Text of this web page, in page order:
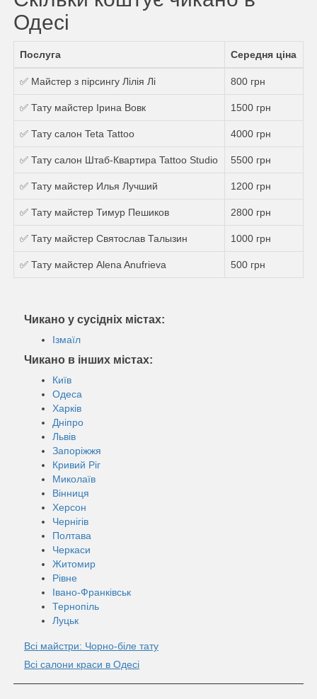
Одесі
Послуга Середня ціна
✅ Майстер з пірсингу Лілія Лі 800 грн
✅ Тату майстер Ірина Вовк 1500 грн
✅ Тату салон Teta Tattoo 4000 грн
✅ Тату салон Штаб-Квартира Tattoo Studio 5500 грн
✅ Тату майстер Илья Лучший 1200 грн
✅ Тату майстер Тимур Пешиков 2800 грн
✅ Тату майстер Святослав Талызин 1000 грн
✅ Тату майстер Alena Anufrieva 500 грн
Чикано у сусідніх містах:
Ізмаїл
Чикано в інших містах:
Київ
Одеса
Харків
Дніпро
Львів
Запоріжжя
Кривий Ріг
Миколаїв
Вінниця
Херсон
Чернігів
Полтава
Черкаси
Житомир
Рівне
Івано-Франківськ
Тернопіль
Луцьк
Всі майстри: Чорно-біле тату
Всі салони краси в Одесі